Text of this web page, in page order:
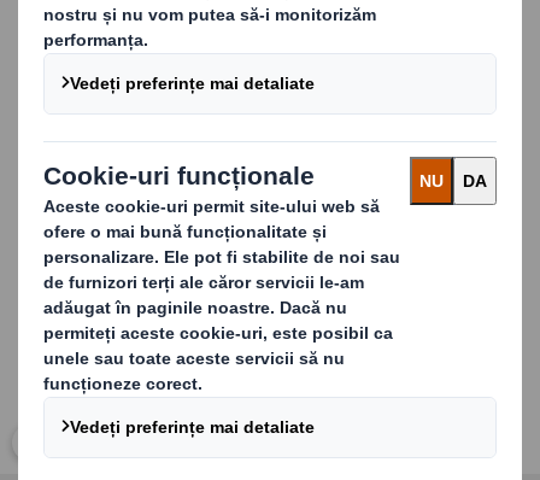
Produse din spumă, cum ar fi spumele expandate,
materialele plastice copolimerice sau pulpa turnată.
Acestea sunt de cele mai multe ori integrate cu alte
materiale, cum ar fi materiale plastice, carton
protecția perfectă a produsului.
Carousel. Use previous and next buttons to move
Clic aici pentru acces imagine